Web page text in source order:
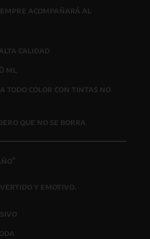
acompañará al
alta calidad
ml
a todo color con tintas no
que no se borra
y emotivo.